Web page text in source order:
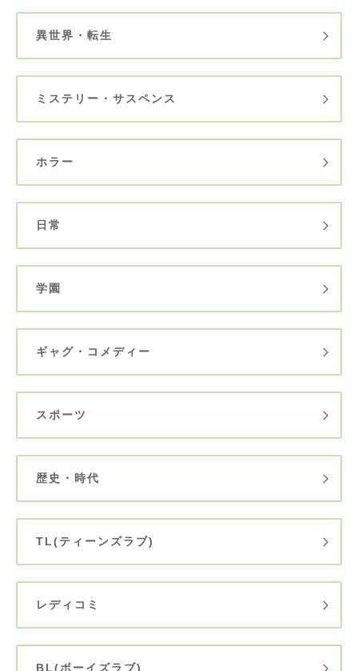
異世界・転生
ミステリー・サスペンス
ホラー
日常
学園
ギャグ・コメディー
スポーツ
歴史・時代
TL(ティーンズラブ)
レディコミ
BL(ボーイズラブ)